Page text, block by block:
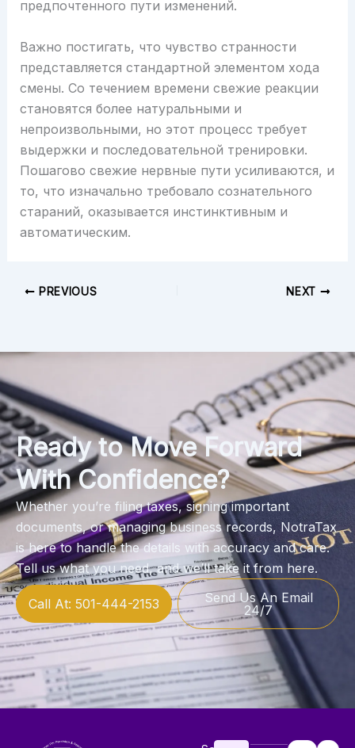
предпочтенного пути изменений.
Важно постигать, что чувство странности
представляется стандартной элементом хода
смены. Со течением времени свежие реакции
становятся более натуральными и
непроизвольными, но этот процесс требует
выдержки и последовательной тренировки.
Пошагово свежие нервные пути усиливаются, и
то, что изначально требовало сознательного
стараний, оказывается инстинктивным и
автоматическим.
PREVIOUS NEXT
Ready to Move Forward
With Confidence?
Whether you’re filing taxes, signing important
documents, or managing business records, NotraTax
is here to handle the details with accuracy and care.
Tell us what you need, and we’ll take it from here.
Call At: 501-444-2153
Send Us An Email
24/7